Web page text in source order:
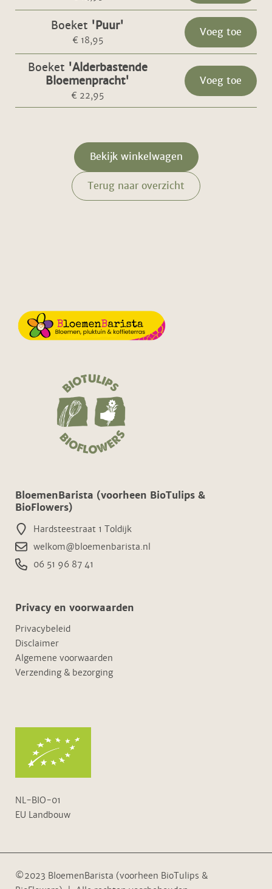
Boeket 'Puur'
€ 18,95
Voeg toe
Boeket 'Alderbastende
Bloemenpracht'
€ 22,95
Voeg toe
Bekijk winkelwagen
Terug naar overzicht
BloemenBarista (voorheen BioTulips &
BioFlowers)
Hardsteestraat 1 Toldijk
welkom@bloemenbarista.nl
06 51 96 87 41
Privacy en voorwaarden
Privacybeleid
Disclaimer
Algemene voorwaarden
Verzending & bezorging
NL-BIO-01
EU Landbouw
©2023 BloemenBarista (voorheen BioTulips &